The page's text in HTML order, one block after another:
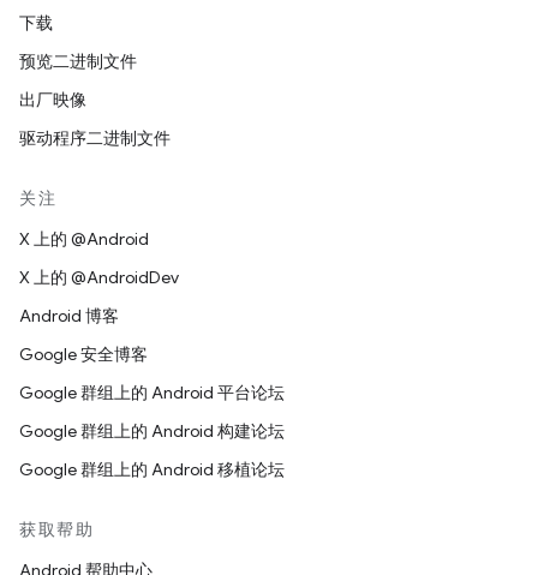
下载
预览二进制文件
出厂映像
驱动程序二进制文件
关注
X 上的 @Android
X 上的 @AndroidDev
Android 博客
Google 安全博客
Google 群组上的 Android 平台论坛
Google 群组上的 Android 构建论坛
Google 群组上的 Android 移植论坛
获取帮助
Android 帮助中心